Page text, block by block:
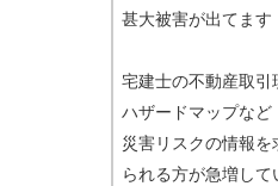
甚大被害が出てます
宅建士の不動産取引
ハザードマップなど
災害リスクの情報を
られる方が急増して